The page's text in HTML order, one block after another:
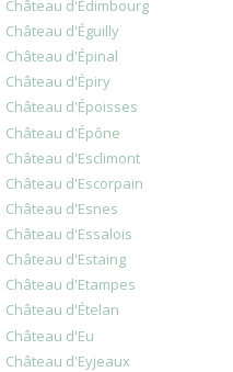
Château d'Édimbourg
Château d'Éguilly
Château d'Épinal
Château d'Épiry
Château d'Époisses
Château d'Épône
Château d'Esclimont
Château d'Escorpain
Château d'Esnes
Château d'Essalois
Château d'Estaing
Château d'Etampes
Château d'Ételan
Château d'Eu
Château d'Eyjeaux